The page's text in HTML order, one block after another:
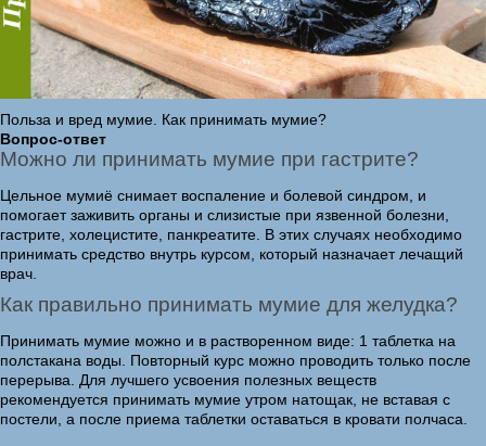
Польза и вред мумие. Как принимать мумие?
Вопрос-ответ
Можно ли принимать мумие при гастрите?
Цельное мумиё снимает воспаление и болевой синдром, и
помогает заживить органы и слизистые при язвенной болезни,
гастрите, холецистите, панкреатите. В этих случаях необходимо
принимать средство внутрь курсом, который назначает лечащий
врач.
Как правильно принимать мумие для желудка?
Принимать мумие можно и в растворенном виде: 1 таблетка на
полстакана воды. Повторный курс можно проводить только после
перерыва. Для лучшего усвоения полезных веществ
рекомендуется принимать мумие утром натощак, не вставая с
постели, а после приема таблетки оставаться в кровати полчаса.